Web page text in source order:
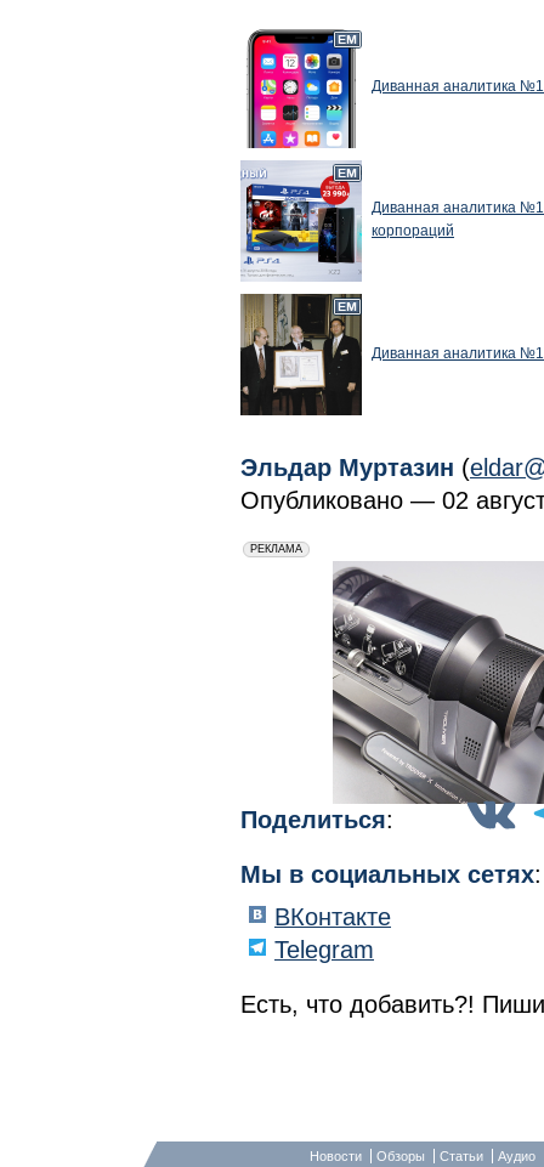
Диванная аналитика
Диванная аналитика
корпораций
Диванная аналитика
Эльдар Муртазин (
Опубликовано — 02
erid: 2VfnxxmNzs5
РЕКЛАМА
Поделиться:
Мы в социальных сетях:
ВКонтакте
Telegram
Есть, что добавить?!
Новости Обзоры Статьи Аудио